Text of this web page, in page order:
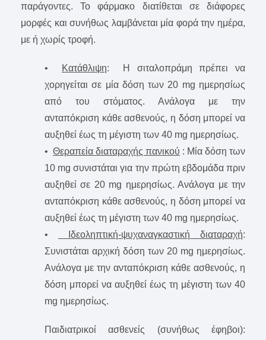
παράγοντες. Το φάρμακο διατίθεται σε διάφορες
μορφές και συνήθως λαμβάνεται μία φορά την ημέρα,
με ή χωρίς τροφή.
• Κατάθλιψη: Η σιταλοπράμη πρέπει να
χορηγείται σε μία δόση των 20 mg ημερησίως
από του στόματος. Ανάλογα με την
ανταπόκριση κάθε ασθενούς, η δόση μπορεί να
αυξηθεί έως τη μέγιστη των 40 mg ημερησίως.
• Θεραπεία διαταραχής πανικού : Μία δόση των
10 mg συνιστάται για την πρώτη εβδομάδα πριν
αυξηθεί σε 20 mg ημερησίως. Ανάλογα με την
ανταπόκριση κάθε ασθενούς, η δόση μπορεί να
αυξηθεί έως τη μέγιστη των 40 mg ημερησίως.
•
Ιδεοληπτική-ψυχαναγκαστική διαταραχή:
Συνιστάται αρχική δόση των 20 mg ημερησίως.
Ανάλογα με την ανταπόκριση κάθε ασθενούς, η
δόση μπορεί να αυξηθεί έως τη μέγιστη των 40
mg ημερησίως.
Παιδιατρικοί ασθενείς (συνήθως έφηβοι):